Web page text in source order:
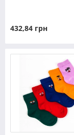
432,84 грн